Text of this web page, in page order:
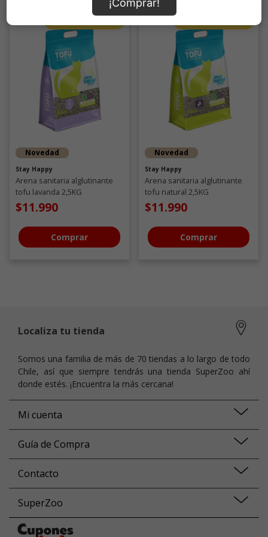
¡Comprar!
Novedad
Stay Happy
Arena sanitaria alglutinante
tofu lavanda 2,5KG
$11.990
Comprar
Novedad
Stay Happy
Arena sanitaria alglutinante
tofu natural 2,5KG
$11.990
Comprar
Localiza tu tienda
Somos una familia de más de 70 tiendas a lo largo de todo
Chile, así que siempre tendrás una tienda SuperZoo ahí
donde estés. ¡Encuentra la más cercana!
Mi cuenta
Guía de Compra
Contacto
SuperZoo